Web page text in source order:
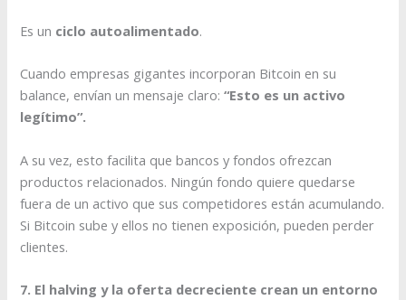
Es un ciclo autoalimentado.
Cuando empresas gigantes incorporan Bitcoin en su
balance, envían un mensaje claro:“Esto es un activo
legítimo”.
A su vez, esto facilita que bancos y fondos ofrezcan
productos relacionados. Ningún fondo quiere quedarse
fuera de un activo que sus competidores están acumulando.
Si Bitcoin sube y ellos no tienen exposición, pueden perder
clientes.
7. El halving y la oferta decreciente crean un entorno